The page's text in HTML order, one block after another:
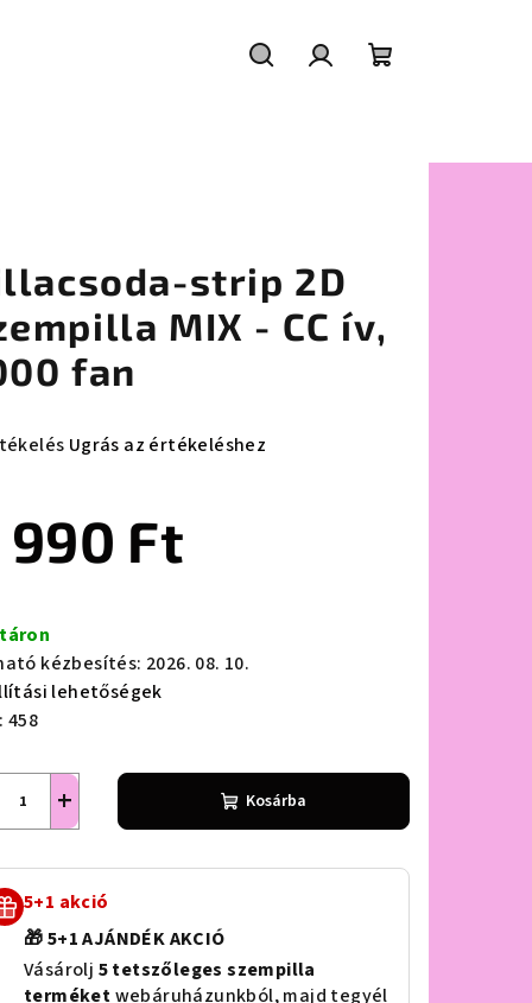
strip 2D
MIX - CC ív,
fan
Ugrás az értékeléshez
990 Ft
kézbesítés: 2026. 08. 10.
lehetőségek
458
+ Kosárba
5+1 akció
🎁 5+1 AJÁNDÉK AKCIÓ
Vásárolj 5 tetszőleges szempilla
terméketwebáruházunkból, majd tegyél